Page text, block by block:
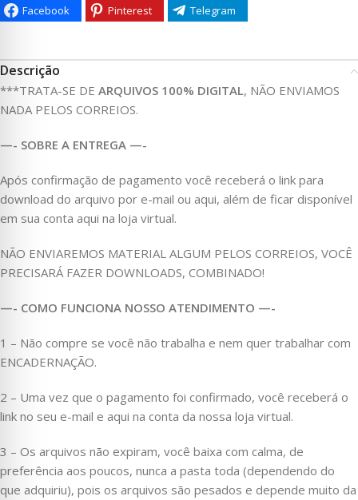
Facebook Pinterest Telegram
Descrição
***TRATA-SE DE ARQUIVOS 100% DIGITAL, NÃO ENVIAMOS
NADA PELOS CORREIOS.
—- SOBRE A ENTREGA —-
Após confirmação de pagamento você receberá o link para
download do arquivo por e-mail ou aqui, além de ficar disponível
em sua conta aqui na loja virtual.
NÃO ENVIAREMOS MATERIAL ALGUM PELOS CORREIOS, VOCÊ
PRECISARÁ FAZER DOWNLOADS, COMBINADO!
—- COMO FUNCIONA NOSSO ATENDIMENTO —-
1 – Não compre se você não trabalha e nem quer trabalhar com
ENCADERNAÇÃO.
2 – Uma vez que o pagamento foi confirmado, você receberá o
link no seu e-mail e aqui na conta da nossa loja virtual.
3 – Os arquivos não expiram, você baixa com calma, de
preferência aos poucos, nunca a pasta toda (dependendo do
que adquiriu), pois os arquivos são pesados e depende muito da